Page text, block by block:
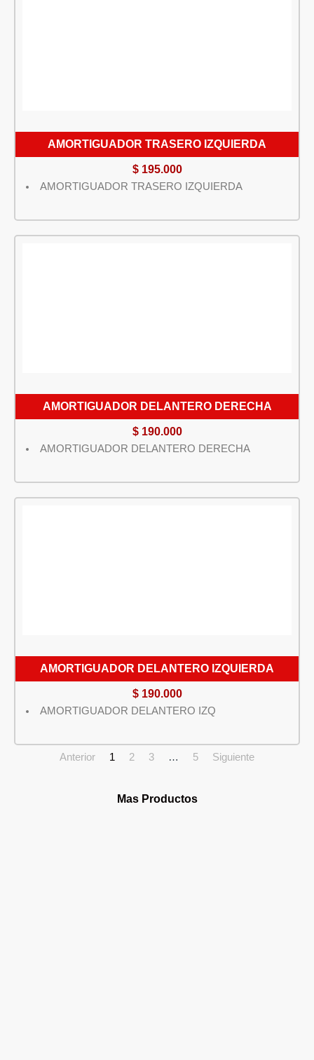
AMORTIGUADOR TRASERO IZQUIERDA
$195.000
AMORTIGUADOR TRASERO IZQUIERDA
AMORTIGUADOR DELANTERO DERECHA
$190.000
AMORTIGUADOR DELANTERO DERECHA
AMORTIGUADOR DELANTERO IZQUIERDA
$190.000
AMORTIGUADOR DELANTERO IZQ
Anterior 1 2 3 … 5 Siguiente
Mas Productos